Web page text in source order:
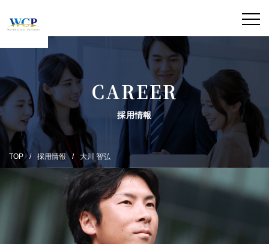
CAREER
採用情報
TOP 採用情報 大川 智弘